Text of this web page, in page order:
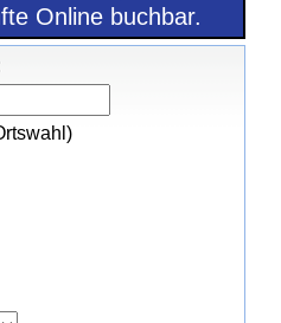
Online buchbar.